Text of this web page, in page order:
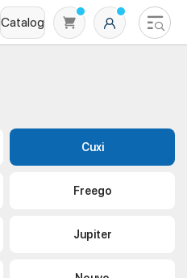
Catalog
Cuxi
Freego
Jupiter